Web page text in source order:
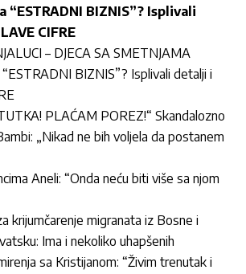
“ESTRADNI BIZNIS”? Isplivali
CIFRE
– DJECA SA SMETNJAMA
BIZNIS”? Isplivali detalji i
PLAĆAM POREZ!“ Skandalozno
„Nikad ne bih voljela da postanem
Aneli: “Onda neću biti više sa njom
krijumčarenje migranata iz Bosne i
Ima i nekoliko uhapšenih
sa Kristijanom: “Živim trenutak i